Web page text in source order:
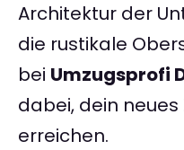
Architektur der
die rustikale
bei Umzugsprofi
dabei, dein
erreichen.